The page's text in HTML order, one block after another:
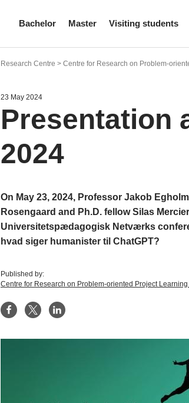
Bachelor Master Visiting students
Research Centre > Centre for Research on Problem-
23 May 2024
Presentation
2024
On May 23, 2024, Professor Jakob
Rosengaard and Ph.D. fellow Silas
Universitetspædagogisk Netværks
hvad siger humanister til ChatGPT?
Published by:
Centre for Research on Problem-oriented Project